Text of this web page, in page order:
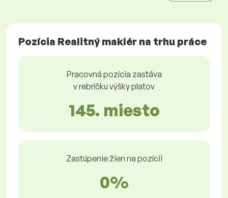
Pozícia Realitný maklér na trhu práce
Pracovná pozícia zastáva
v rebríčku výšky platov
145. miesto
Zastúpenie žien na pozícii
0%